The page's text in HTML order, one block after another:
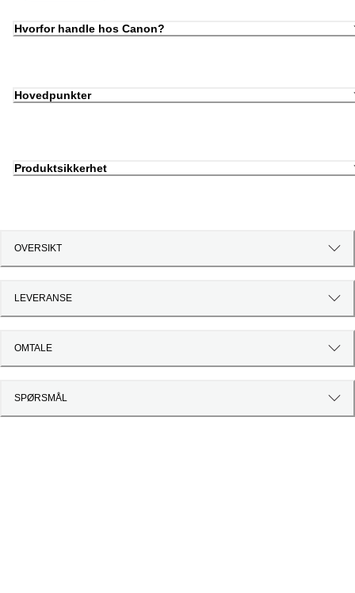
Hvorfor handle hos Canon?
Hovedpunkter
Produktsikkerhet
OVERSIKT
LEVERANSE
OMTALE
SPØRSMÅL